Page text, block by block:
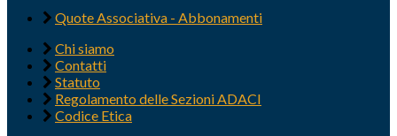
Quote Associativa - Abbonamenti
Chi siamo
Contatti
Statuto
Regolamento delle Sezioni ADACI
Codice Etica